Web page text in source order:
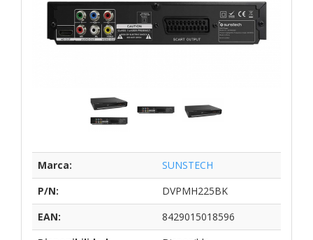
Marca:
SUNSTECH
P/N:
DVPMH225BK
EAN:
8429015018596